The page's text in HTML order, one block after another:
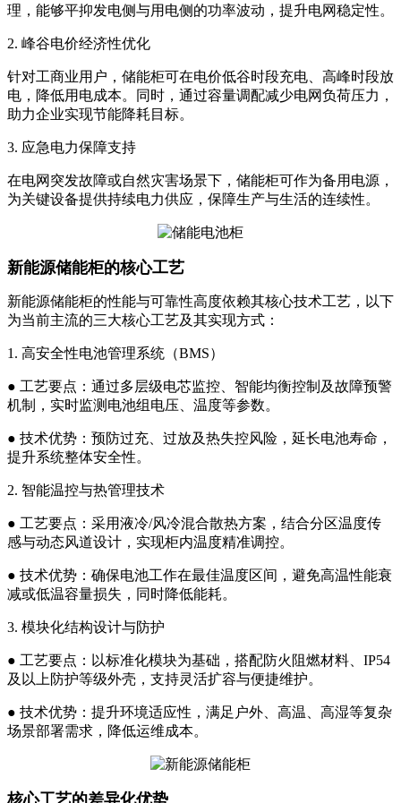
理，能够平抑发电侧与用电侧的功率波动，提升电网稳定性。
2. 峰谷电价经济性优化
针对工商业用户，储能柜可在电价低谷时段充电、高峰时段放
电，降低用电成本。同时，通过容量调配减少电网负荷压力，
助力企业实现节能降耗目标。
3. 应急电力保障支持
在电网突发故障或自然灾害场景下，储能柜可作为备用电源，
为关键设备提供持续电力供应，保障生产与生活的连续性。
新能源储能柜的核心工艺
新能源储能柜的性能与可靠性高度依赖其核心技术工艺，以下
为当前主流的三大核心工艺及其实现方式：
1. 高安全性电池管理系统（BMS）
● 工艺要点：通过多层级电芯监控、智能均衡控制及故障预警
机制，实时监测电池组电压、温度等参数。
● 技术优势：预防过充、过放及热失控风险，延长电池寿命，
提升系统整体安全性。
2. 智能温控与热管理技术
● 工艺要点：采用液冷/风冷混合散热方案，结合分区温度传
感与动态风道设计，实现柜内温度精准调控。
● 技术优势：确保电池工作在最佳温度区间，避免高温性能衰
减或低温容量损失，同时降低能耗。
3. 模块化结构设计与防护
● 工艺要点：以标准化模块为基础，搭配防火阻燃材料、IP54
及以上防护等级外壳，支持灵活扩容与便捷维护。
● 技术优势：提升环境适应性，满足户外、高温、高湿等复杂
场景部署需求，降低运维成本。
核心工艺的差异化优势